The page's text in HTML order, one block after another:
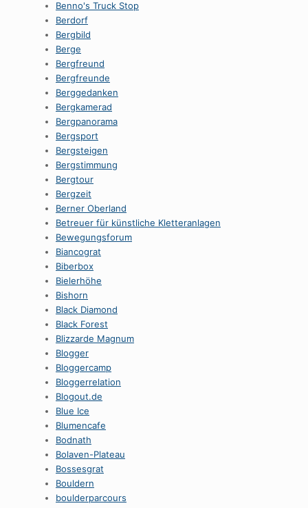
Benno's Truck Stop
Berdorf
Bergbild
Berge
Bergfreund
Bergfreunde
Berggedanken
Bergkamerad
Bergpanorama
Bergsport
Bergsteigen
Bergstimmung
Bergtour
Bergzeit
Berner Oberland
Betreuer für künstliche Kletteranlagen
Bewegungsforum
Biancograt
Biberbox
Bielerhöhe
Bishorn
Black Diamond
Black Forest
Blizzarde Magnum
Blogger
Bloggercamp
Bloggerrelation
Blogout.de
Blue Ice
Blumencafe
Bodnath
Bolaven-Plateau
Bossesgrat
Bouldern
boulderparcours